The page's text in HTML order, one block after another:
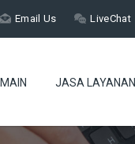
Email Us LiveChat
JASA LAYANAN